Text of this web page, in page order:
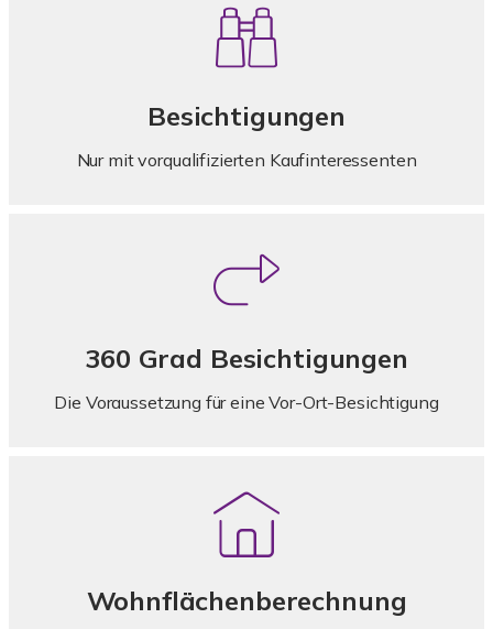
Besichtigungen
Nur mit vorqualifizierten Kaufinteressenten
360 Grad Besichtigungen
Die Voraussetzung für eine Vor-Ort-Besichtigung
Wohnflächenberechnung